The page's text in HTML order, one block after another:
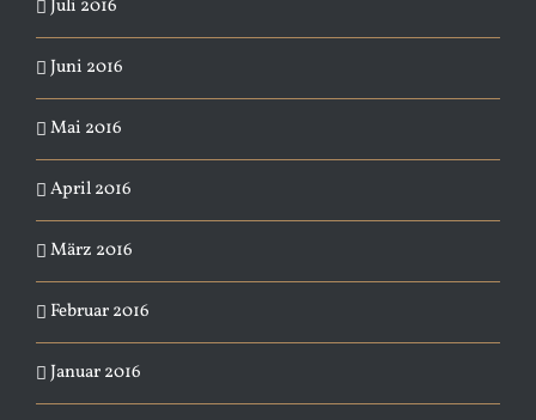
Juli 2016
Juni 2016
Mai 2016
April 2016
März 2016
Februar 2016
Januar 2016